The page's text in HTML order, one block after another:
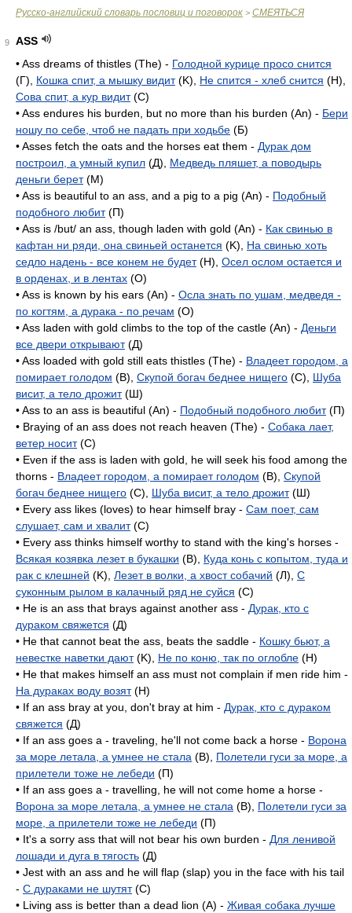
Русско-английский словарь пословиц и поговорок > СМЕЯТЬСЯ
9
ASS
• Ass dreams of thistles (The) - Голодной курице просо снится
(Г), Кошка спит, а мышку видит(K), Не спится - хлеб снится (H),
Сова спит, а кур видит(C)
• Ass endures his burden, but no more than his burden (An) - Бери
ношу по себе, чтоб не падать при ходьбе (Б)
• Asses fetch the oats and the horses eat them - Дурак дом
построил, а умный купил (Д), Медведь пляшет, а поводырь
деньги берет(M)
• Ass is beautiful to an ass, and a pig to a pig (An) - Подобный
подобного любит(П)
• Ass is /but/ an ass, though laden with gold (An) - Как свинью в
кафтан ни ряди, она свиньей останется (K), На свинью хоть
седло надень - все конем не будет(H), Осел ослом остается и
в орденах, и в лентах (O)
• Ass is known by his ears (An) - Осла знать по ушам, медведя -
по когтям, а дурака - по речам (O)
• Ass laden with gold climbs to the top of the castle (An) - Деньги
все двери открывают(Д)
• Ass loaded with gold still eats thistles (The) - Владеет городом, а
помирает голодом (B), Скупой богач беднее нищего (C), Шуба
висит, а тело дрожит(Ш)
• Ass to an ass is beautiful (An) - Подобный подобного любит(П)
• Braying of an ass does not reach heaven (The) - Собака лает,
ветер носит(C)
• Even if the ass is laden with gold, he will seek his food among the
thorns - Владеет городом, а помирает голодом (B), Скупой
богач беднее нищего (C), Шуба висит, а тело дрожит(Ш)
• Every ass likes (loves) to hear himself bray - Сам поет, сам
слушает, сам и хвалит(C)
• Every ass thinks himself worthy to stand with the king's horses -
Всякая козявка лезет в букашки (B), Куда конь с копытом, туда и
рак с клешней (K), Лезет в волки, а хвост собачий (Л), С
суконным рылом в калачный ряд не суйся (C)
• He is an ass that brays against another ass - Дурак, кто с
дураком свяжется (Д)
• He that cannot beat the ass, beats the saddle - Кошку бьют, а
невестке наветки дают(K), Не по коню, так по оглобле (H)
• He that makes himself an ass must not complain if men ride him -
На дураках воду возят(H)
• If an ass bray at you, don't bray at him - Дурак, кто с дураком
свяжется (Д)
• If an ass goes a - traveling, he'll not come back a horse - Ворона
за море летала, а умнее не стала (B), Полетели гуси за море, а
прилетели тоже не лебеди (П)
• If an ass goes a - travelling, he will not come home a horse -
Ворона за море летала, а умнее не стала (B), Полетели гуси за
море, а прилетели тоже не лебеди (П)
• It's a sorry ass that will not bear his own burden - Для ленивой
лошади и дуга в тягость (Д)
• Jest with an ass and he will flap (slap) you in the face with his tail
- С дураками не шутят(C)
• Living ass is better than a dead lion (A) - Живая собака лучше